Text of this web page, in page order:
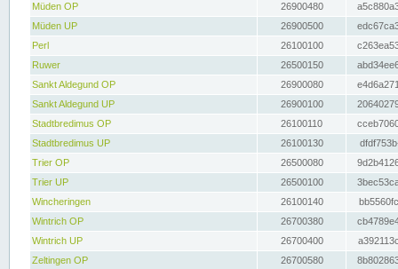
Müden OP
26900480
Müden UP
26900500
Perl
26100100
Ruwer
26500150
Sankt Aldegund OP
26900080
Sankt Aldegund UP
26900100
Stadtbredimus OP
26100110
Stadtbredimus UP
26100130
Trier OP
26500080
Trier UP
26500100
Wincheringen
26100140
Wintrich OP
26700380
Wintrich UP
26700400
Zeltingen OP
26700580